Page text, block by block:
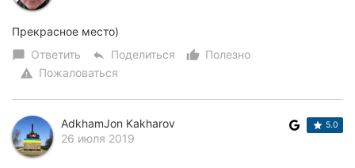
Прекрасное место)
chat_bubble Ответить reply Поделиться thumb_up_alt
Полезно
warning Пожаловаться
AdkhamJon Kakharov
26 июля 2019
5.0